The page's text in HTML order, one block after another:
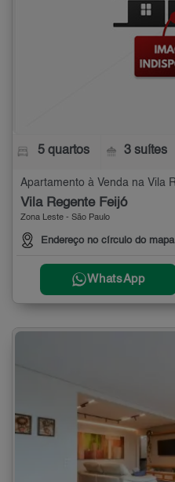
5 quartos 3 suítes
Vila Regente Feijó
Zona Leste - São Paulo
Endereço no círculo do mapa
WhatsApp